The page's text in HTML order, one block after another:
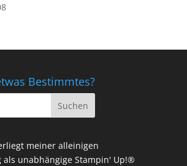
Bestimmtes?
meiner alleinigen
als unabhängige Stampin' Up!®